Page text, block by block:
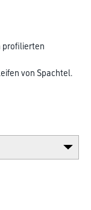
profilierten
von Spachtel.